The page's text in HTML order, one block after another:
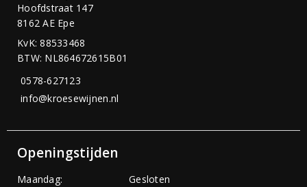
Hoofdstraat 147
8162 AE Epe
KvK: 88533468
BTW: NL864672615B01
0578-627123
info@kroesewijnen.nl
Openingstijden
Maandag:
Gesloten